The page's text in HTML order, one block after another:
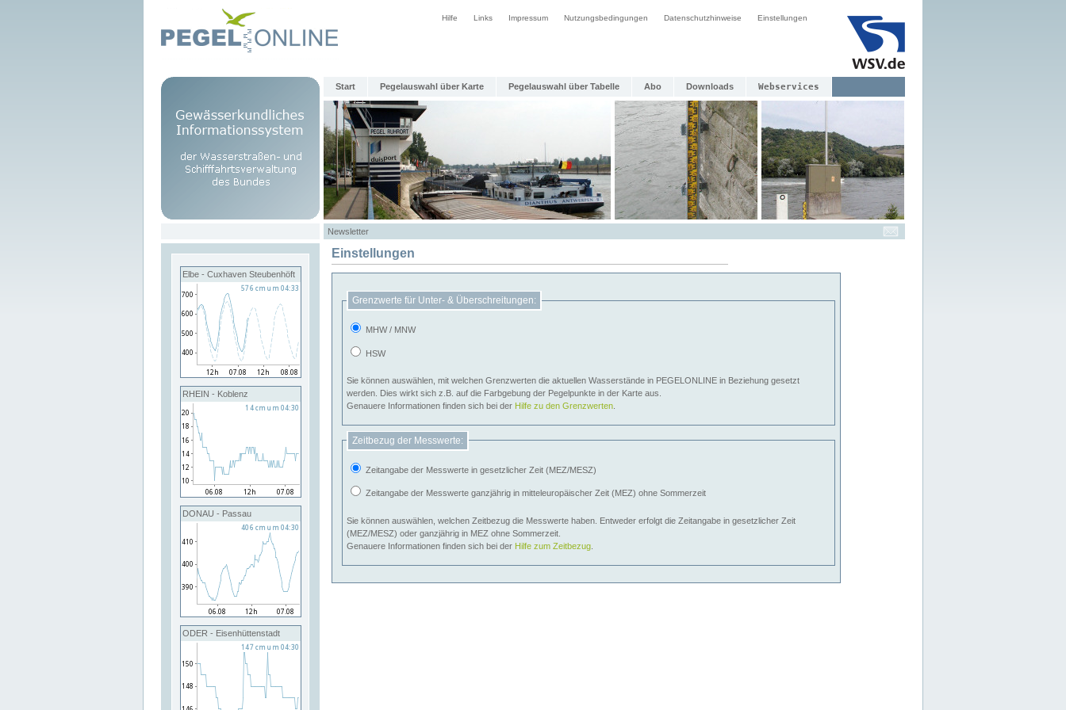
Hilfe Links Impressum Nutzungsbedingungen Datenschutzhinweise Einstellungen
Start Pegelauswahl über Karte Pegelauswahl über Tabelle Abo Downloads Webservices
Newsletter
Elbe - Cuxhaven Steubenhöft
RHEIN - Koblenz
DONAU - Passau
ODER - Eisenhüttenstadt
Einstellungen
Grenzwerte für Unter- & Überschreitungen:
MHW / MNW
HSW
Sie können auswählen, mit welchen Grenzwerten die aktuellen Wasserstände in PEGELONLINE in Beziehung gesetzt
werden. Dies wirkt sich z.B. auf die Farbgebung der Pegelpunkte in der Karte aus.
Genauere Informationen finden sich bei der Hilfe zu den Grenzwerten
Zeitbezug der Messwerte:
Zeitangabe der Messwerte in gesetzlicher Zeit (MEZ/MESZ)
Zeitangabe der Messwerte ganzjährig in mitteleuropäischer Zeit (MEZ) ohne Sommerzeit
Sie können auswählen, welchen Zeitbezug die Messwerte haben. Entweder erfolgt die Zeitangabe in gesetzlicher Zeit
(MEZ/MESZ) oder ganzjährig in MEZ ohne Sommerzeit.
Genauere Informationen finden sich bei der Hilfe zum Zeitbezug